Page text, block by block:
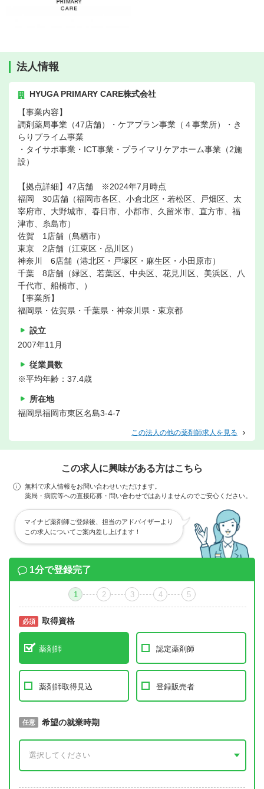
法人情報
HYUGA PRIMARY CARE株式会社
【事業内容】
調剤薬局事業（47店舗）・ケアプラン事業（４事業所）・き
らりプライム事業
・タイサポ事業・ICT事業・プライマリケアホーム事業（2施
設）
【拠点詳細】47店舗 ※2024年7月時点
福岡 30店舗（福岡市各区、小倉北区・若松区、戸畑区、太
宰府市、大野城市、春日市、小郡市、久留米市、直方市、福
津市、糸島市）
佐賀 1店舗（鳥栖市）
東京 2店舗（江東区・品川区）
神奈川 6店舗（港北区・戸塚区・麻生区・小田原市）
千葉 8店舗（緑区、若葉区、中央区、花見川区、美浜区、八
千代市、船橋市、）
【事業所】
福岡県・佐賀県・千葉県・神奈川県・東京都
設立
2007年11月
従業員数
※平均年齢：37.4歳
所在地
福岡県福岡市東区名島3-4-7
この法人の他の薬剤師求人を見る
この求人に興味がある方はこちら
無料で求人情報をお問い合わせいただけます。
薬局・病院等への直接応募・問い合わせではありませんのでご安心ください。
マイナビ薬剤師ご登録後、担当のアドバイザーより
この求人についてご案内差し上げます！
1分で登録完了
1 2 3 4 5
必須 取得資格
薬剤師 認定薬剤師
薬剤師取得見込 登録販売者
必須 取得予定年
任意 希望の就業時期